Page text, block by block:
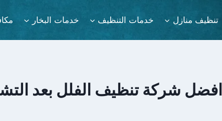
تنظيف منازل خدمات التنظيف خدمات البخار
افضل شركة تنظيف الفلل بعد